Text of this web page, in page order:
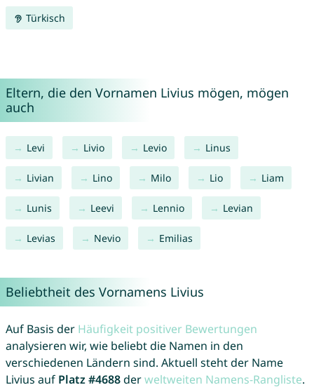
Türkisch
Eltern, die den Vornamen Livius mögen, mögen
auch
Levi Livio Levio Linus
Livian Lino Milo Lio Liam
Lunis Leevi Lennio Levian
Levias Nevio Emilias
Beliebtheit des Vornamens Livius
Auf Basis der Häufigkeit positiver Bewertungen
analysieren wir, wie beliebt die Namen in den
verschiedenen Ländern sind. Aktuell steht der Name
Livius auf Platz #4688derweltweiten Namens-Rangliste.